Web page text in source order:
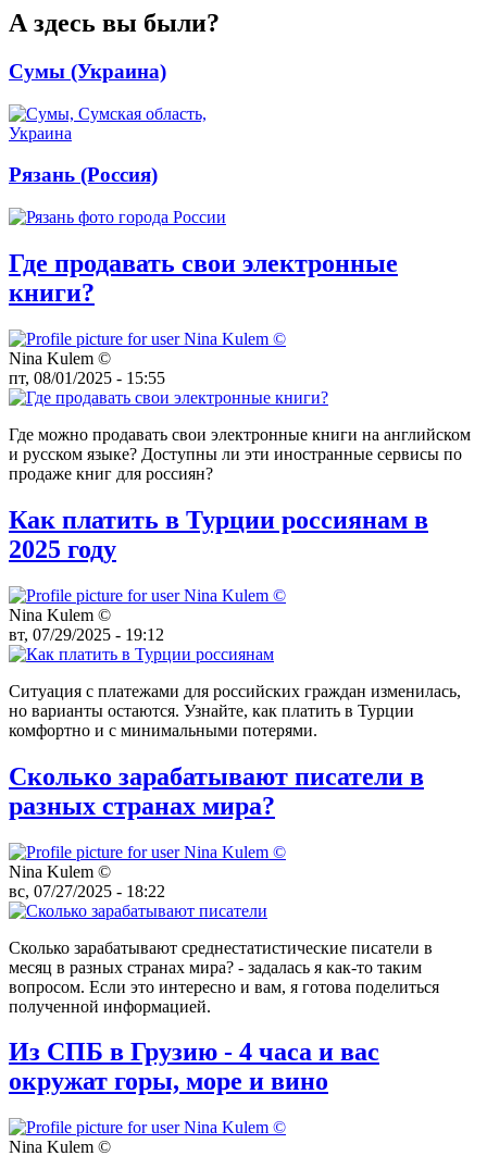
А здесь вы были?
Сумы (Украина)
Рязань (Россия)
Где продавать свои электронные
книги?
Nina Kulem ©️
пт, 08/01/2025 - 15:55
Где можно продавать свои электронные книги на английском
и русском языке? Доступны ли эти иностранные сервисы по
продаже книг для россиян?
Как платить в Турции россиянам в
2025 году
Nina Kulem ©️
вт, 07/29/2025 - 19:12
Ситуация с платежами для российских граждан изменилась,
но варианты остаются. Узнайте, как платить в Турции
комфортно и с минимальными потерями.
Сколько зарабатывают писатели в
разных странах мира?
Nina Kulem ©️
вс, 07/27/2025 - 18:22
Сколько зарабатывают среднестатистические писатели в
месяц в разных странах мира? - задалась я как-то таким
вопросом. Если это интересно и вам, я готова поделиться
полученной информацией.
Из СПБ в Грузию - 4 часа и вас
окружат горы, море и вино
Nina Kulem ©️